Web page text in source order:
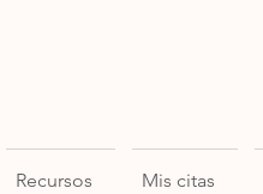
Recursos Mis citas